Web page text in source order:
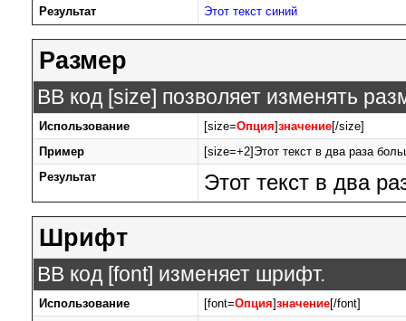
Результат
Этот текст синий
Размер
BB код [size] позволяет изменять
Использование [size=Опция]значение[/size]
Пример
[size=+2]Этот текст в два раза
Результат
Этот текст в два
Шрифт
BB код [font] изменяет шрифт.
Использование [font=Опция]значение[/font]